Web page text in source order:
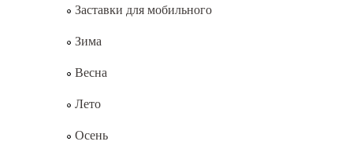
Заставки для мобильного
Зима
Весна
Лето
Осень